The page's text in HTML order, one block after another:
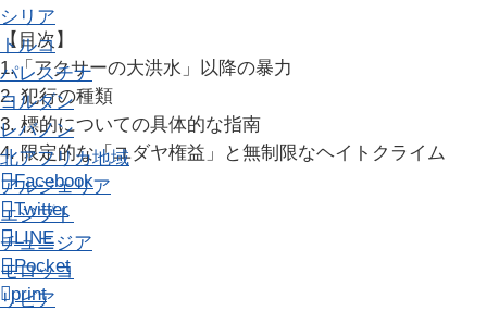
シリア
トルコ
パレスチナ
ヨルダン
レバノン
北アフリカ地域
アルジェリア
エジプト
チュニジア
モロッコ
リビア
【目次】
1.「アクサーの大洪水」以降の暴力
2. 犯行の種類
3. 標的についての具体的な指南
4. 限定的な「ユダヤ権益」と無制限なヘイトクライム
Facebook
Twitter
LINE
Pocket
print